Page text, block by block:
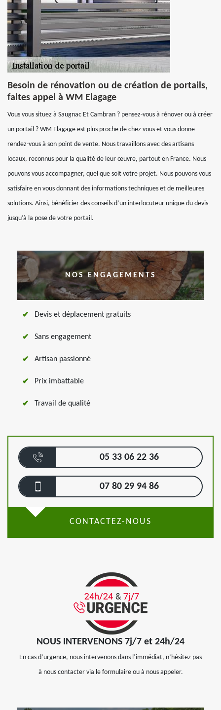
Besoin de rénovation ou de création de portails,
faites appel à WM Elagage
Vous vous situez à Saugnac Et Cambran ? pensez-vous à rénover ou à créer
un portail ? WM Elagage est plus proche de chez vous et vous donne
rendez-vous à son point de vente. Nous travaillons avec des artisans
locaux, reconnus pour la qualité de leur œuvre, partout en France. Nous
pouvons vous accompagner, quel que soit votre projet. Nous pouvons vous
satisfaire en vous donnant des informations techniques et de meilleures
solutions. Ainsi, bénéficier des conseils d’un interlocuteur unique du devis
jusqu’à la pose de votre portail.
NOS ENGAGEMENTS
Devis et déplacement gratuits
Sans engagement
Artisan passionné
Prix imbattable
Travail de qualité
05 33 06 22 36
07 80 29 94 86
CONTACTEZ-NOUS
NOUS INTERVENONS 7j/7 et 24h/24
En cas d’urgence, nous intervenons dans l’immédiat, n’hésitez pas
à nous contacter via le formulaire ou à nous appeler.